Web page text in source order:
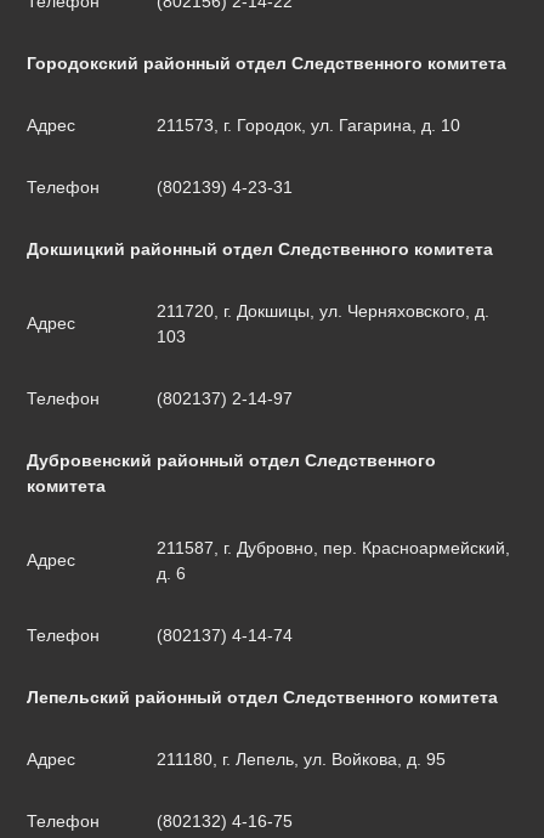
Городокский районный отдел Следственного комитета
Адрес 211573, г. Городок, ул. Гагарина, д. 10
Телефон (802139) 4-23-31
Докшицкий районный отдел Следственного комитета
Адрес
211720, г. Докшицы, ул. Черняховского, д.
103
Телефон (802137) 2-14-97
Дубровенский районный отдел Следственного
комитета
Адрес
211587, г. Дубровно, пер. Красноармейский,
д. 6
Телефон (802137) 4-14-74
Лепельский районный отдел Следственного комитета
Адрес 211180, г. Лепель, ул. Войкова, д. 95
Телефон (802132) 4-16-75